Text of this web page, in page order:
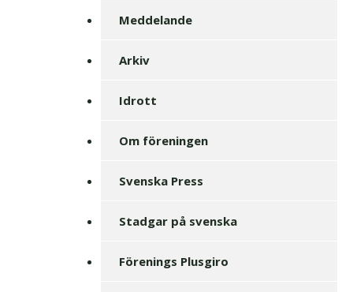
Meddelande
Arkiv
Idrott
Om föreningen
Svenska Press
Stadgar på svenska
Förenings Plusgiro